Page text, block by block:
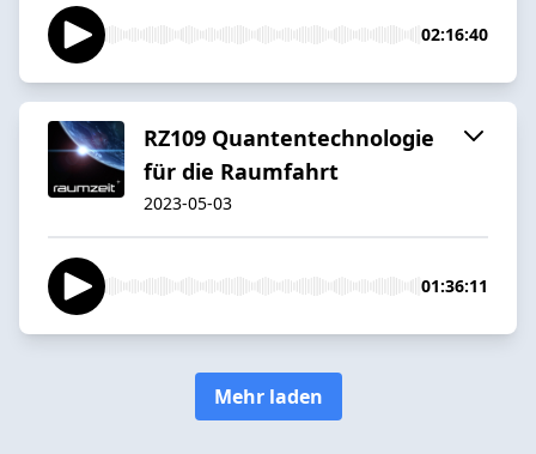
02:16:40
RZ109 Quantentechnologie
für die Raumfahrt
2023-05-03
01:36:11
Mehr laden